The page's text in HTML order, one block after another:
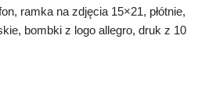
ramka na zdjęcia 15×21, płótnie,
bombki z logo allegro, druk z 10